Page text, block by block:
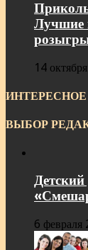
Лучшие
14
ИНТЕРЕСНОЕ
ВЫБОР
6 февраля